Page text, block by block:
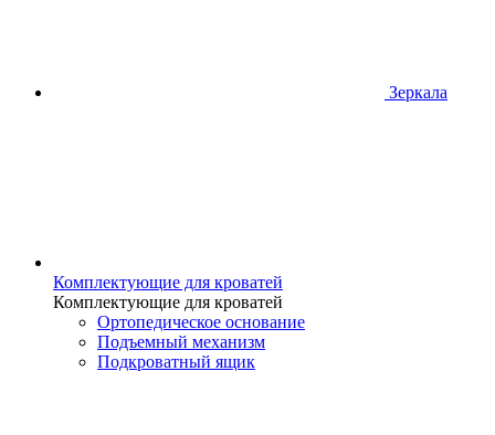
Зеркала
Комплектующие для кроватей
Комплектующие для кроватей
Ортопедическое основание
Подъемный механизм
Подкроватный ящик